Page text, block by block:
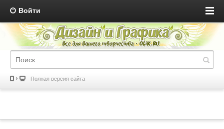
Войти
Полная версия сайта